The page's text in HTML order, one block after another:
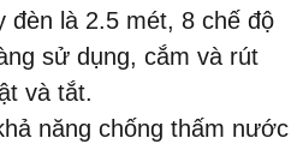
đèn là 2.5 mét, 8 chế độ
sử dụng, cắm và rút
và tắt.
năng chống thấm nước